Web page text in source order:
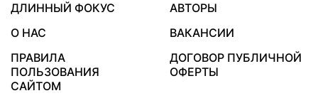
ДЛИННЫЙ ФОКУС
АВТОРЫ
О НАС
ВАКАНСИИ
ПРАВИЛА
ПОЛЬЗОВАНИЯ
САЙТОМ
ДОГОВОР ПУБЛИЧНОЙ
ОФЕРТЫ